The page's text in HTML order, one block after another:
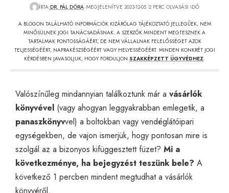
ÍRTA:DR. PÁL DÓRA MEGJELENÍTVE 2023-12-05 2 PERC OLVASÁSI IDŐ
A BLOGON TALÁLHATÓ INFORMÁCIÓK KIZÁRÓLAG TÁJÉKOZTATÓ JELLEGŰEK, NEM
MINŐSÜLNEK JOGI TANÁCSADÁSNAK. A SZERZŐK MINDENT MEGTESZNEK A
TARTALMAK PONTOSSÁGÁÉRT, DE NEM VÁLLALNAK FELELŐSSÉGET AZOK
TELJESSÉGÉÉRT, NAPRAKÉSZSÉGÉÉRT VAGY HELYESSÉGÉÉRT. MINDEN KONKRÉT JOGI
KÉRDÉSBEN JAVASOLJUK, HOGY FORDULJON SZAKKÉPZETT ÜGYVÉDHEZ.
Valószínűleg mindannyian találkoztunk már a vásárlók
könyvével (vagy ahogyan leggyakrabban emlegetik, a
panaszkönyvvel) a boltokban vagy vendéglátóipari
egységekben, de vajon ismerjük, hogy pontosan mire is
szolgál az a bizonyos kifüggesztett füzet? Mi a
következménye, ha bejegyzést teszünk bele? A
következő 1 percben mindent megtudhat a vásárlók
könyvéről.